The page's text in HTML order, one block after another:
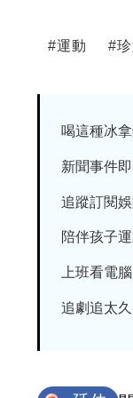
#運動 #
喝這種冰
新聞事件
追蹤訂閱
陪伴孩子
上班看電
追劇追太